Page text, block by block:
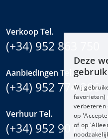
Verkoop Tel.
(+34) 952 863 750
Aanbiedingen Tel.
(+34) 952 774 266
Verhuur Tel.
(+34) 952 901 015
Deze
Wij
favorieten)
verbeteren
op
of op